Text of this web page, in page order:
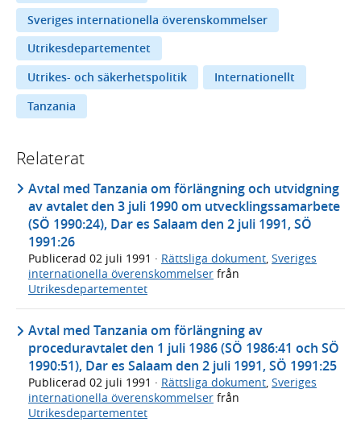
Sveriges internationella överenskommelser
Utrikesdepartementet
Utrikes- och säkerhetspolitik
Internationellt
Tanzania
Relaterat
Avtal med Tanzania om förlängning och utvidgning
av avtalet den 3 juli 1990 om utvecklingssamarbete
(SÖ 1990:24), Dar es Salaam den 2 juli 1991, SÖ
1991:26
Publicerad 02 juli 1991 · Rättsliga dokument Sveriges
internationella överenskommelser från
Utrikesdepartementet
Avtal med Tanzania om förlängning av
proceduravtalet den 1 juli 1986 (SÖ 1986:41 och SÖ
1990:51), Dar es Salaam den 2 juli 1991, SÖ 1991:25
Publicerad 02 juli 1991 · Rättsliga dokument, Sveriges
internationella överenskommelser från
Utrikesdepartementet